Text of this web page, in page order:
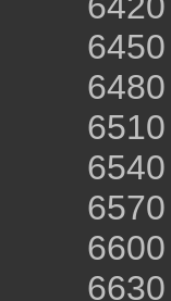
6450
6480
6510
6540
6570
6600
6630